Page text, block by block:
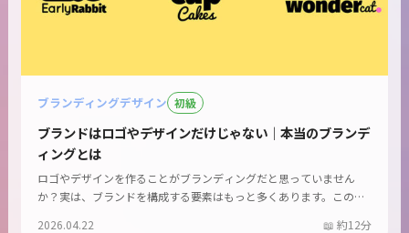
ブランディングデザイン 初級
ブランドはロゴやデザインだけじゃない｜本当のブランデ
ィングとは
ロゴやデザインを作ることがブランディングだと思っていません
か？実は、ブランドを構成する要素はもっと多くあります。この記
2026.04.22 約12分